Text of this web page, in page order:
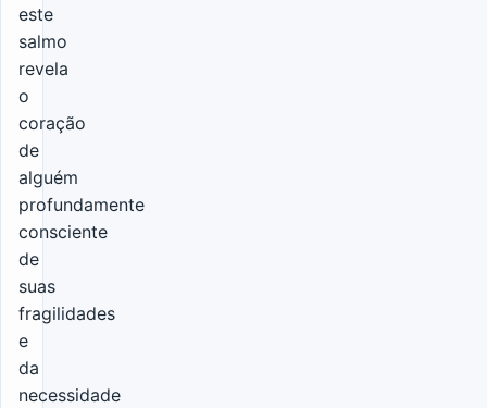
este
salmo
revela
o
coração
de
alguém
profundamente
consciente
de
suas
fragilidades
e
da
necessidade